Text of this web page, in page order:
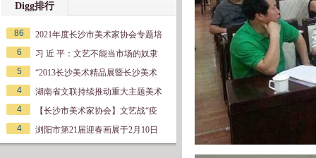
Digg排行
86
2021年度长沙市美术家协会专题培
6
习 近 平：文艺不能当市场的奴隶
5
“2013长沙美术精品展暨长沙美术
4
湖南省文联持续推动重大主题美术
4
【长沙市美术家协会】文艺战“疫
4
浏阳市第21届迎春画展于2月10日